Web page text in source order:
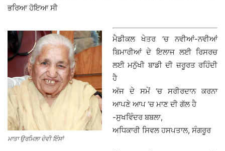
ਭਰਿਆ ਹੋਇਆ ਸੀ
ਮਾਤਾ ਉਰਮਿਲਾ ਦੇਵੀ ਇੰਸਾਂ
ਮੈਡੀਕਲ ਖੇਤਰ ‘ਚ ਨਵੀਆਂ-ਨਵੀਆਂ
ਬਿਮਾਰੀਆਂ ਦੇ ਇਲਾਜ ਲਈ ਰਿਸਰਚ
ਲਈ ਮਨੁੱਖੀ ਬਾਡੀ ਦੀ ਜ਼ਰੂਰਤ ਰਹਿੰਦੀ
ਹੈ
ਅੱਜ ਦੇ ਸਮੇਂ ‘ਚ ਸਰੀਰਦਾਨ ਕਰਨਾ
ਆਪਣੇ ਆਪ ‘ਚ ਮਾਣ ਦੀ ਗੱਲ ਹੈ
-ਸੁਖਵਿੰਦਰ ਬਬਲਾ,
ਅਧਿਕਾਰੀ ਸਿਵਲ ਹਸਪਤਾਲ, ਸੰਗਰੂਰ